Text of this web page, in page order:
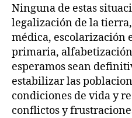
Ninguna de estas
legalización de la
médica, escolarización
primaria,
esperamos sean
estabilizar las
condiciones de vida y
conflictos y